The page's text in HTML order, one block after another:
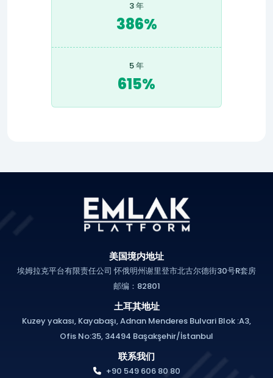
3 年
386%
5 年
615%
美国境内地址
埃姆拉克平台有限责任公司 怀俄明州谢里登市北古尔德街30号R套房
邮编：82801
土耳其地址
Kuzey yakası, Kayabaşı, Adnan Menderes Bulvari Blok :A3,
Ofis No:35, 34494 Başakşehir/İstanbul
联系我们
+90 549 606 80 80